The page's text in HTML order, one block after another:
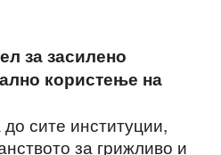
за засилено
користење на
сите институции,
за грижливо и